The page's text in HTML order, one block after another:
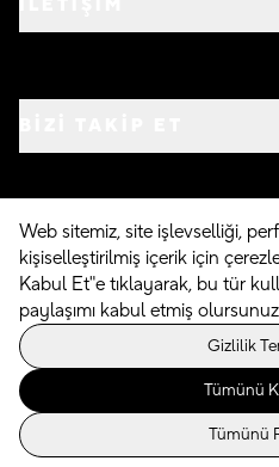
©2026 Crocs.com.tr •
Web sitemiz, site işlevselliği,
kişiselleştirilmiş içerik için
Kabul Et"e tıklayarak, bu tür
paylaşımı kabul etmiş
Gizlilik
Tümünü
Tümünü